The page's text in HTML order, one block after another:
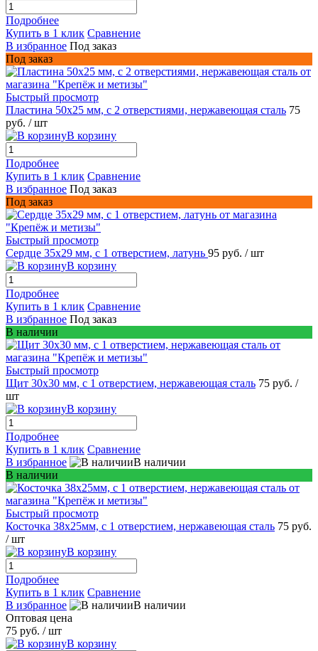
Подробнее
Купить в 1 клик Сравнение
В избранное Под заказ
Под заказ
Быстрый просмотр
Пластина 50x25 мм, с 2 отверстиями, нержавеющая сталь 75
руб. / шт
В корзину
Подробнее
Купить в 1 клик Сравнение
В избранное Под заказ
Под заказ
Быстрый просмотр
Сердце 35x29 мм, с 1 отверстием, латунь 95 руб. / шт
В корзину
Подробнее
Купить в 1 клик Сравнение
В избранное Под заказ
В наличии
Быстрый просмотр
Щит 30х30 мм, с 1 отверстием, нержавеющая сталь 75 руб. /
шт
В корзину
Подробнее
Купить в 1 клик Сравнение
В избранное
В наличии
В наличии
Быстрый просмотр
Косточка 38x25мм, с 1 отверстием, нержавеющая сталь 75 руб.
/ шт
В корзину
Подробнее
Купить в 1 клик Сравнение
В избранное
В наличии
Оптовая цена
75 руб. / шт
В корзину